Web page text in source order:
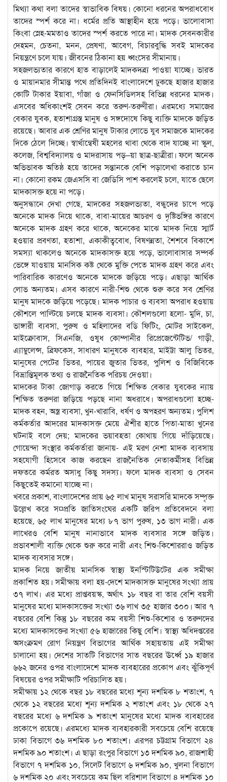
মিথ্যা কথা বলা তাদের স্বাভাবিক বিষয়। কোনো ধরনের অপরাধবোধ
তাদের স্পর্শ করে না। ধর্মের প্রতি আস্থাহীন হয়ে পড়ে। ভালোবাসা
কিংবা স্নেহ-মমতাও তাদের স্পর্শ করতে পারে না। মাদক সেবনকারীর
দেহমন, চেতনা, মনন, প্রেষণা, আবেগ, বিচারবুদ্ধি সবই মাদকের
নিয়ন্ত্রণে চলে যায়। জীবনের ঠিকানা হয় ধ্বংসের সীমানায়।
সহজলভ্যতার কারণে হাত বাড়ালেই মাদকদব্র্য পাওয়া যাচ্ছে। ভারত
ও মায়ানমার সীমান্ত পথে প্রতিদিনই বাংলাদেশে ঢুকছে হাজার হাজার
কোটি টাকার ইয়াবা, গাঁজা ও ফেনসিডিলসহ বিভিন্ন ধরনের মাদক।
এসবের অধিকাংশই সেবন করে তরুণ-তরুণীরা। এরমধ্যে সমাজের
বেকার যুবক, হতাশাগ্রস্ত মানুষ ও সঙ্গদোষে কিছু ব্যক্তি মাদকে জড়িত
রয়েছে। আবার এক শ্রেণির মানুষ টাকার লোভে যুব সমাজকে মাদকের
দিকে ঠেলে দিচ্ছে। স্বার্থান্বেষী মহলের থাবা থেকে বাদ যাচ্ছে না স্কুল,
কলেজ, বিশ্ববিদ্যালয় ও মাদরাসায় পড়–য়া ছাত্র-ছাত্রীরা। ফলে অনেক
অভিভাবক অতিষ্ঠ হয়ে তাদের সন্তানকে বেশি পড়ালেখা করাতে চান
না। কোনো রকম জেএসসি বা জেডিসি পাশ করলেই চলে, যাতে ছেলে
মাদকাসক্ত হয়ে না পড়ে।
অনুসন্ধানে দেখা গেছে, মাদকের সহজলভ্যতা, বন্ধুদের চাপে পড়ে
অনেকে মাদক নিয়ে থাকে, বাবা-মায়ের আচরণ ও দৃষ্টিভঙ্গির কারণে
অনেকে মাদক গ্রহণ করে থাকে, অনেকের মাঝে মাদক নিয়ে স্মার্ট
হওয়ার প্রবণতা, হতাশা, একাকীত্ববোধ, বিষণন্নতা, শৈশবে বিকাশে
সমস্যা থাকলেও অনেকে মাদকাসক্ত হয়ে পড়ে, ভালোবাসার সম্পর্ক
ভেঙ্গে যাওয়ায় মানসিক কষ্ট থেকে মুক্তি পেতে মাদক গ্রহণ করে এবং
পারিবারিক কারণেও অনেকে মাদকে জড়িয়ে পড়ে। এছাড়া আর্থিক
লোভ অন্যতম। এসব কারণে নারী-শিশু থেকে শুরু করে সব শ্রেণির
মানুষ মাদকে জড়িয়ে পড়েছে। মাদক পাচার ও ব্যবসা অপরাধ হওয়ায়
কৌশলে পাল্টিয়ে চলছে মাদক ব্যবসা। কৌশলগুলো হলো- মুদি, চা,
ভাঙ্গারী ব্যবসা, পুরুষ ও মহিলাদের বডি ফিটিং, মোটর সাইকেল,
মাইক্রোবাস, সিএনজি, ওষুধ কোম্পানীর রিপ্রেজেন্টেটিভ/ গাড়ী,
এ্যাম্বুলেন্স, ব্রিফকেস, সাধারণ মানুষকে ব্যবহার, মাইট্টা আলু ভিতর,
মানুষের পেটের ভিতর, পায়ের জুতার ভিতর, পুলিশ ও বিজিবিকে
বিভ্রান্তিমূলক তথ্য ও রাজনৈতিক পরিচয় দেওয়া।
মাদকের টাকা জোগাড় করতে গিয়ে শিক্ষিত বেকার যুবকের ন্যায়
শিক্ষিত তরুণরা জড়িয়ে পড়ছে নানা অধরাধে। অপরাধগুলো হচ্ছে-
মাদক বহন, অস্ত্র ব্যবসা, খুন-খারাবি, ধর্ষণ ও অপহরণ অন্যতম। পুলিশ
কর্মকর্তার আদরের মাদকাসক্ত মেয়ে ঐশীর হাতে পিতা-মাতা খুনের
ঘটনাই বলে দেয়; মাদকের ভয়াবহতা কোথায় গিয়ে দাঁড়িয়েছে।
গোয়েন্দা সংস্থার কর্মকর্তারা জানায়- এই মরণ নেশা মাদক ব্যবসায়
সহযোগী হিসেবে কাজ করছেন রাজনৈতিক নেতাকর্মীসহ বিভিন্ন
দফতরে কর্মরত অসাধু কিছু সদস্য। ফলে মাদক ব্যবসা ও সেবন
কিছুতেই কমানো যাচ্ছে না।
খবরে প্রকাশ, বাংলাদেশের প্রায় ৬৫ লাখ মানুষ সরাসরি মাদকে সম্পৃক্ত
উল্লেখ করে স¤প্রতি জাতিসংঘের একটি জরিপ প্রতিবেদনে বলা
হয়েছে, ৬৫ লাখ মানুষের মধ্যে ৮৭ ভাগ পুরুষ, ১৩ ভাগ নারী। এক
লাখেরও বেশি মানুষ নানাভাবে মাদক ব্যবসার সঙ্গে জড়িত।
প্রভাবশালী ব্যক্তি থেকে শুরু করে নারী এবং শিশু-কিশোররাও জড়িত
মাদক ব্যবসার সঙ্গে।
মাদক নিয়ে জাতীয় মানসিক স্বাস্থ্য ইনস্টিটিউটের এক সমীক্ষা
প্রকাশিত হয়। সমীক্ষায় বলা হয়-দেশে মাদকাসক্ত মানুষের সংখ্যা প্রায়
৩৭ লাখ। এর মধ্যে প্রাপ্তবয়স্ক, অর্থাৎ ১৮ বছর বা তার বেশি বয়সী
মানুষের মধ্যে মাদকাসক্তের সংখ্যা ৩৬ লাখ ৩৫ হাজার ৩০০। আর ৭
বছরের বেশি কিন্তু ১৮ বছরের কম বয়সী শিশু-কিশোর ও তরুণদের
মধ্যে মাদকাসক্তের সংখ্যা ৫৬ হাজারের কিছু বেশি। স্বাস্থ্য অধিদপ্তরের
অসংক্রমণ রোগ নিয়ন্ত্রণ বিভাগের আর্থিক সহায়তায় এই সমীক্ষা
চালানো হয়। দেশের সাতটি বিভাগের সাত বছরের ঊর্ধ্বে ১৯ হাজার
৬৬২ জনের ওপর বাংলাদেশে মাদক ব্যবহারের প্রকোপ এবং ঝুঁকিপূর্ণ
বিষয়ের ওপর সমীক্ষাটি পরিচালিত হয়।
সমীক্ষায় ১২ থেকে বছর ১৮ বছরের মধ্যে শূন্য দশমিক ৮ শতাংশ, ৭
থেকে ১২ বছরের মধ্যে শূন্য দশমিক ২ শতাংশ এবং ১৮ থেকে ২৭
বছরের মধ্যে ৬ দশমিক ৯ শতাংশ মানুষের মধ্যে মাদক ব্যবহারের
প্রকোপে রয়েছে। এরমধ্যে মাদক ব্যবহারকারী সবচেয়ে বেশি রয়েছে
ঢাকা বিভাগে ৩৬ দশমিক ৮০ শতাংশ। এরপর চট্টগ্রাম বিভাগে ২৪
দশমিক ৯০ শতাংশ। এ ছাড়া রংপুর বিভাগে ১৩ দশমিক ৯০, রাজশাহী
বিভাগে ৭ দশমিক ১০, সিলেট বিভাগে ৬ দশমিক ৯০, খুলনা বিভাগে
৬ দশমিক ২০ এবং সবচেয়ে কম ছিল বরিশাল বিভাগে ৪ দশমিক ১০